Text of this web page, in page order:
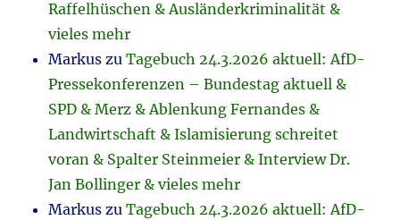
Raffelhüschen & Ausländerkriminalität &
vieles mehr
Markus zuTagebuch 24.3.2026 aktuell: AfD-
Pressekonferenzen – Bundestag aktuell &
SPD & Merz & Ablenkung Fernandes &
Landwirtschaft & Islamisierung schreitet
voran & Spalter Steinmeier & Interview Dr.
Jan Bollinger & vieles mehr
Markus zuTagebuch 24.3.2026 aktuell: AfD-